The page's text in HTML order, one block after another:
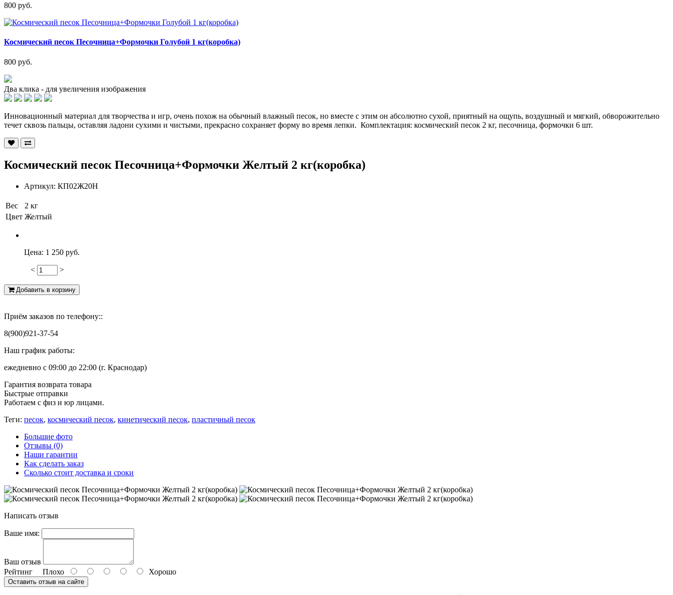
800 руб.
Космический песок Песочница+Формочки Голубой 1 кг(коробка)
800 руб.
Два клика - для увеличения изображения
Инновационный материал для творчества и игр, очень похож на обычный влажный песок, но вместе с этим он абсолютно сухой, приятный на ощупь, воздушный и мягкий, обворожительно
течет сквозь пальцы, оставляя ладони сухими и чистыми, прекрасно сохраняет форму во время лепки. Комплектация: космический песок 2 кг, песочница, формочки 6 шт.
Космический песок Песочница+Формочки Желтый 2 кг(коробка)
Артикул: КП02Ж20Н
Вес
2 кг
Цвет Желтый
Цена: 1 250 руб.
< >
Добавить в корзину
Приём заказов по телефону::
8(900)921-37-54
Наш график работы:
ежедневно с 09:00 до 22:00 (г. Краснодар)
Гарантия возврата товара
Быстрые отправки
Работаем с физ и юр лицами.
Теги: песок, космический песок, кинетический песок, пластичный песок
Большие фото
Отзывы (0)
Наши гарантии
Как сделать заказ
Сколько стоит доставка и сроки
Написать отзыв
Ваше имя:
Ваш отзыв
Рейтинг Плохо Хорошо
Оставить отзыв на сайте